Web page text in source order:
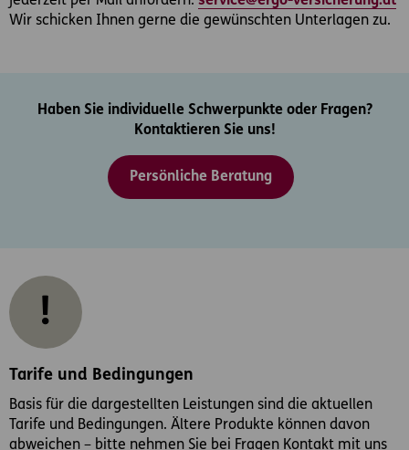
Wir schicken Ihnen gerne die gewünschten Unterlagen zu.
Haben Sie individuelle Schwerpunkte oder Fragen?
Kontaktieren Sie uns!
Persönliche Beratung
Tarife und Bedingungen
Basis für die dargestellten Leistungen sind die aktuellen
Tarife und Bedingungen. Ältere Produkte können davon
abweichen – bitte nehmen Sie bei Fragen Kontakt mit uns